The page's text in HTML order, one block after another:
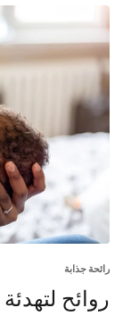
رائحة جذابة
روائح